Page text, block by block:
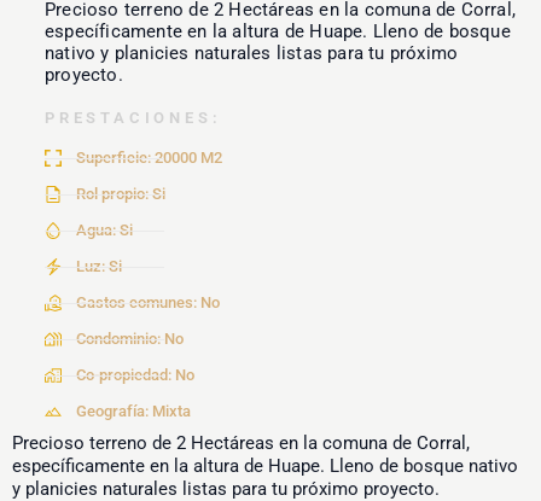
Precioso terreno de 2 Hectáreas en la comuna de Corral,
específicamente en la altura de Huape. Lleno de bosque
nativo y planicies naturales listas para tu próximo
proyecto.
PRESTACIONES:
Superficie: 20000 M2
Rol propio: Si
Agua: Si
Luz: Si
Gastos comunes: No
Condominio: No
Co-propiedad: No
Geografía: Mixta
Precioso terreno de 2 Hectáreas en la comuna de Corral,
específicamente en la altura de Huape. Lleno de bosque nativo
y planicies naturales listas para tu próximo proyecto.